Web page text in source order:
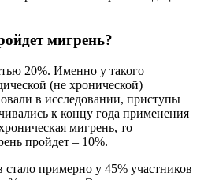
мигрень?
20%. Именно у такого
(не хронической)
в исследовании, приступы
к концу года применения
мигрень, то
пройдет – 10%.
примерно у 45% участников